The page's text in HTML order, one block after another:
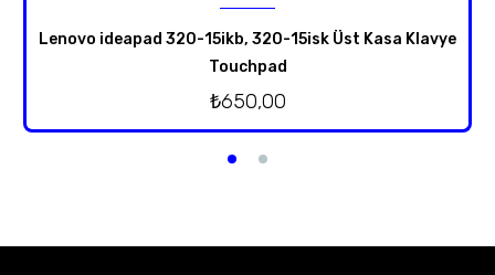
Lenovo ideapad 320-15ikb, 320-15isk Üst Kasa Klavye
Touchpad
₺650,00